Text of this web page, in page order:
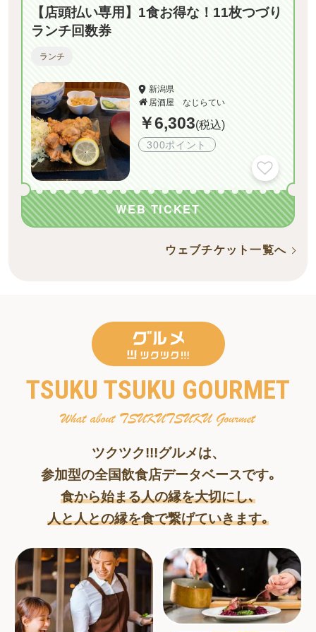
ウェブチケット一覧へ
【店頭払い専用】1食お得な！11枚つづり
ランチ回数券
ランチ
新潟県
居酒屋 なじらてい
￥6,303(税込)
300ポイント
WEB TICKET
TSUKU TSUKU GOURMET
ツクツク!!!グルメは、
参加型の全国飲食店データベースです｡
食から始まる人の縁を大切にし､
人と人との縁を食で繋げていきます｡